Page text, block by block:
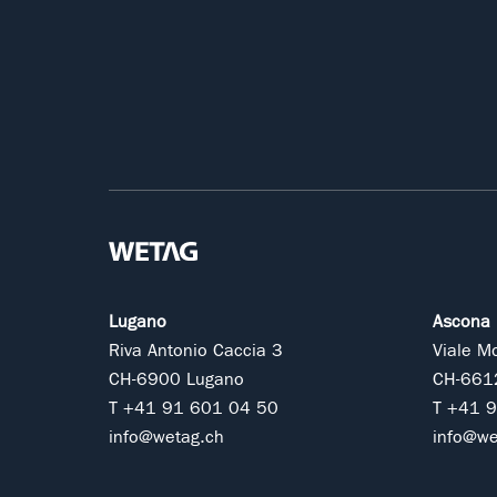
Lugano
Riva Antonio Caccia 3
CH-6900 Lugano
T +41 91 601 04 50
info@wetag.ch
Ascona
Viale
CH-
T +41